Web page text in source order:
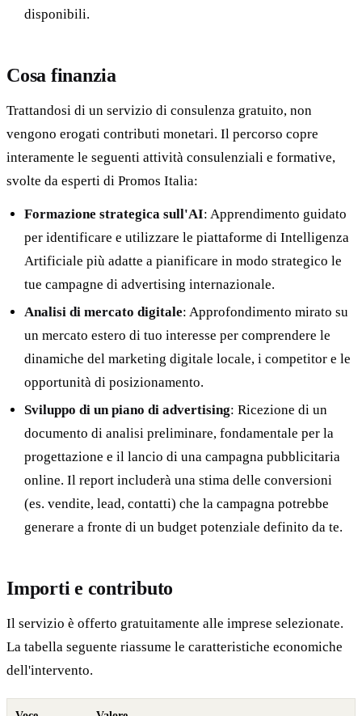
disponibili.
Cosa finanzia
Trattandosi di un servizio di consulenza gratuito, non
vengono erogati contributi monetari. Il percorso copre
interamente le seguenti attività consulenziali e formative,
svolte da esperti di Promos Italia:
Formazione strategica sull'AI: Apprendimento guidato
per identificare e utilizzare le piattaforme di Intelligenza
Artificiale più adatte a pianificare in modo strategico le
tue campagne di advertising internazionale.
Analisi di mercato digitale: Approfondimento mirato su
un mercato estero di tuo interesse per comprendere le
dinamiche del marketing digitale locale, i competitor e le
opportunità di posizionamento.
Sviluppo di un piano di advertising: Ricezione di un
documento di analisi preliminare, fondamentale per la
progettazione e il lancio di una campagna pubblicitaria
online. Il report includerà una stima delle conversioni
(es. vendite, lead, contatti) che la campagna potrebbe
generare a fronte di un budget potenziale definito da te.
Importi e contributo
Il servizio è offerto gratuitamente alle imprese selezionate.
La tabella seguente riassume le caratteristiche economiche
dell'intervento.